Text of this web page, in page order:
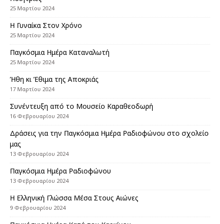
25 Μαρτίου 2024
Η Γυναίκα Στον Χρόνο
25 Μαρτίου 2024
Παγκόσμια Ημέρα Καταναλωτή
25 Μαρτίου 2024
Ήθη κι Έθιμα της Αποκριάς
17 Μαρτίου 2024
Συνέντευξη από το Μουσείο Καραθεοδωρή
16 Φεβρουαρίου 2024
Δράσεις για την Παγκόσμια Ημέρα Ραδιοφώνου στο σχολείο
μας
13 Φεβρουαρίου 2024
Παγκόσμια Ημέρα Ραδιοφώνου
13 Φεβρουαρίου 2024
Η Ελληνική Γλώσσα Μέσα Στους Αιώνες
9 Φεβρουαρίου 2024